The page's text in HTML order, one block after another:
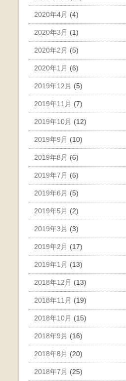
2020年4月 (4)
2020年3月 (1)
2020年2月 (5)
2020年1月 (6)
2019年12月 (5)
2019年11月 (7)
2019年10月 (12)
2019年9月 (10)
2019年8月 (6)
2019年7月 (6)
2019年6月 (5)
2019年5月 (2)
2019年3月 (3)
2019年2月 (17)
2019年1月 (13)
2018年12月 (13)
2018年11月 (19)
2018年10月 (15)
2018年9月 (16)
2018年8月 (20)
2018年7月 (25)